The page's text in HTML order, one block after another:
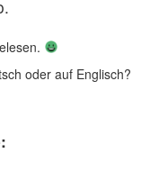
oder auf Englisch?